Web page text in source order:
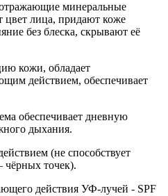
минеральные
лица, придают коже
без блеска, скрывают её
кожи, обладает
действием, обеспечивает
обеспечивает дневную
дыхания.
(не способствует
чёрных точек).
действия УФ-лучей - SPF